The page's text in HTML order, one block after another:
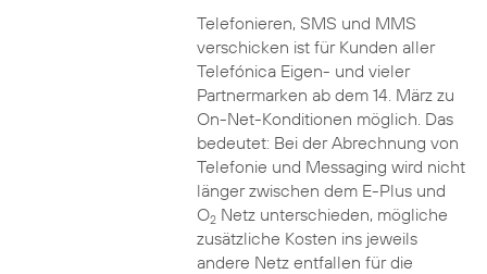
Telefonieren, SMS und MMS
verschicken ist für Kunden aller
Telefónica Eigen- und vieler
Partnermarken ab dem 14. März zu
On-Net-Konditionen möglich. Das
bedeutet: Bei der Abrechnung von
Telefonie und Messaging wird nicht
länger zwischen dem E-Plus und
O2Netz unterschieden, mögliche
zusätzliche Kosten ins jeweils
andere Netz entfallen für die